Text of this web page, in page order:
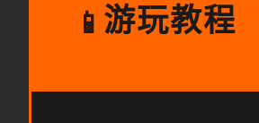
📱 游玩教程